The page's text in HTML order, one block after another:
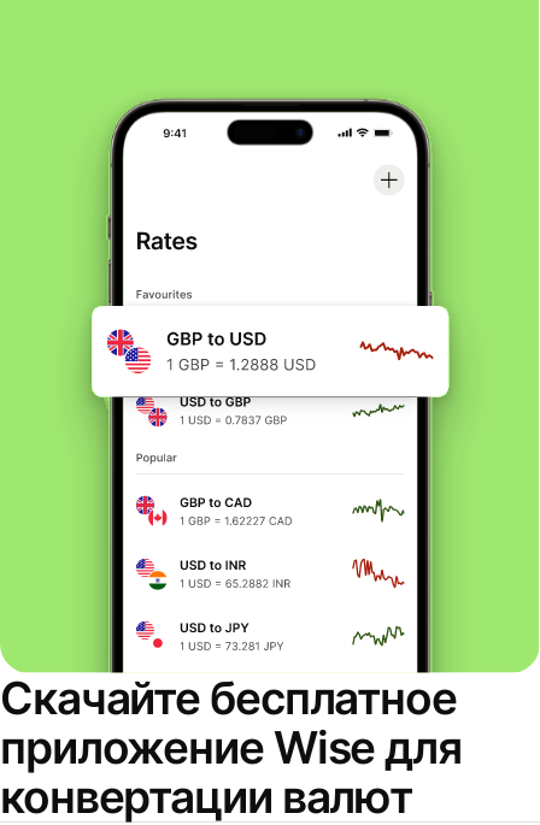
Скачайте бесплатное
приложение Wise для
конвертации валют